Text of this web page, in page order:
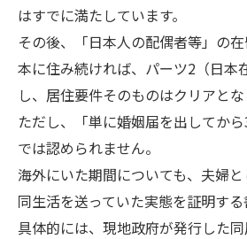
はすでに満たしています。
その後、「日本人の配偶者等」の
本に住み続ければ、パーツ2（日本
し、居住要件そのものはクリアとな
ただし、「単に婚姻届を出してか
では認められません。
海外にいた期間についても、夫婦
同生活を送っていた実態を証明する
具体的には、現地政府が発行した